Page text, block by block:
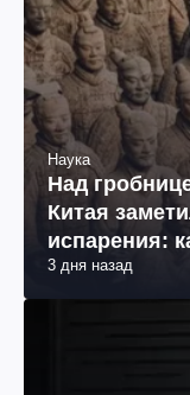
Наука
Над
Китая
испарения:
3 дня назад